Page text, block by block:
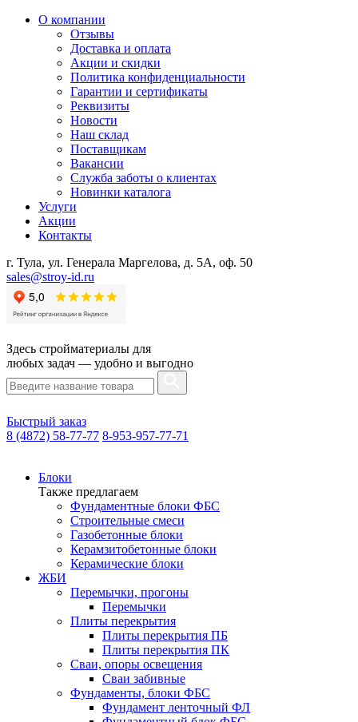
О компании
Отзывы
Доставка и оплата
Акции и скидки
Политика конфиденциальности
Гарантии и сертификаты
Реквизиты
Новости
Наш склад
Поставщикам
Вакансии
Служба заботы о клиентах
Новинки каталога
Услуги
Акции
Контакты
г. Тула, ул. Генерала Маргелова, д. 5А, оф. 50
sales@stroy-id.ru
Здесь стройматериалы для
любых задач — удобно и выгодно
Быстрый заказ
8 (4872) 58-77-77 8-953-957-77-71
Блоки
Также предлагаем
Фундаментные блоки ФБС
Строительные смеси
Газобетонные блоки
Керамзитобетонные блоки
Керамические блоки
ЖБИ
Перемычки, прогоны
Перемычки
Плиты перекрытия
Плиты перекрытия ПБ
Плиты перекрытия ПК
Сваи, опоры освещения
Сваи забивные
Фундаменты, блоки ФБС
Фундамент ленточный ФЛ